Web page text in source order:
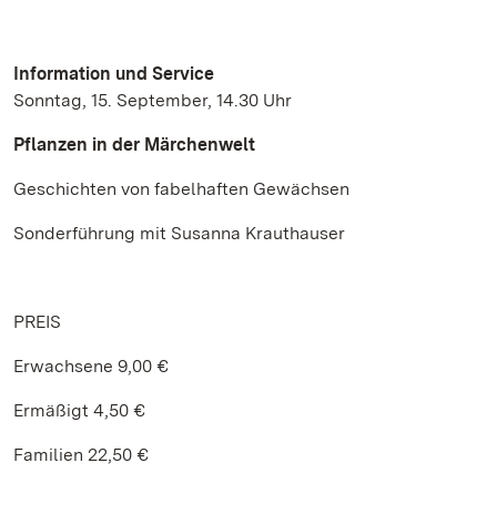
Information und Service
Sonntag, 15. September, 14.30 Uhr
Pflanzen in der Märchenwelt
Geschichten von fabelhaften Gewächsen
Sonderführung mit Susanna Krauthauser
PREIS
Erwachsene 9,00 €
Ermäßigt 4,50 €
Familien 22,50 €